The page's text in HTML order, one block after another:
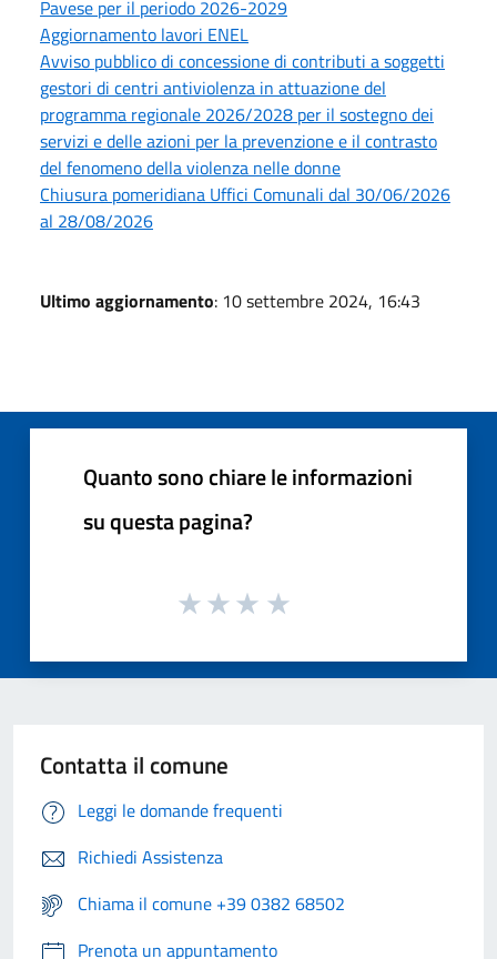
Pavese per il periodo 2026-2029
Aggiornamento lavori ENEL
Avviso pubblico di concessione di contributi a soggetti
gestori di centri antiviolenza in attuazione del
programma regionale 2026/2028 per il sostegno dei
servizi e delle azioni per la prevenzione e il contrasto
del fenomeno della violenza nelle donne
Chiusura pomeridiana Uffici Comunali dal 30/06/2026
al 28/08/2026
Ultimo aggiornamento: 10 settembre 2024, 16:43
Quanto sono chiare le informazioni
su questa pagina?
Contatta il comune
Leggi le domande frequenti
Richiedi Assistenza
Chiama il comune +39 0382 68502
Prenota un appuntamento